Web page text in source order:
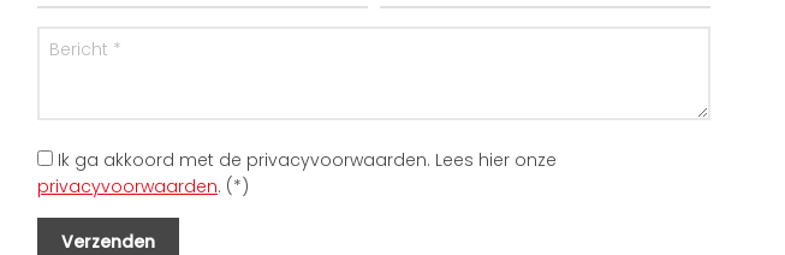
Ik ga akkoord met de privacyvoorwaarden. Lees hier onze
privacyvoorwaarden. (*)